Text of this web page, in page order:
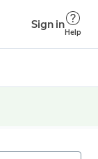
Sign in
Help